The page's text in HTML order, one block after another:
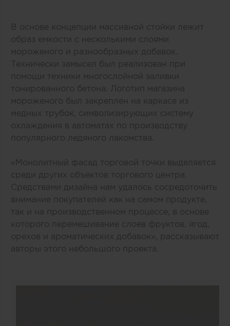
В основе концепции массивной стойки лежит
образ емкости с несколькими слоями
мороженого и разнообразных добавок.
Технически замысел был реализован при
помощи техники многослойной заливки
тонированного бетона. Логотип магазина
мороженого был закреплен на каркасе из
медных трубок, символизирующих систему
охлаждения в автоматах по производству
популярного ледяного лакомства.
«Монолитный фасад торговой точки выделяется
среди других объектов торгового центра.
Средствами дизайна нам удалось сосредоточить
внимание покупателей как на самом продукте,
так и на производственном процессе, в основе
которого перемешивание слоев фруктов, ягод,
орехов и ароматических добавок», рассказывают
авторы этого небольшого проекта.